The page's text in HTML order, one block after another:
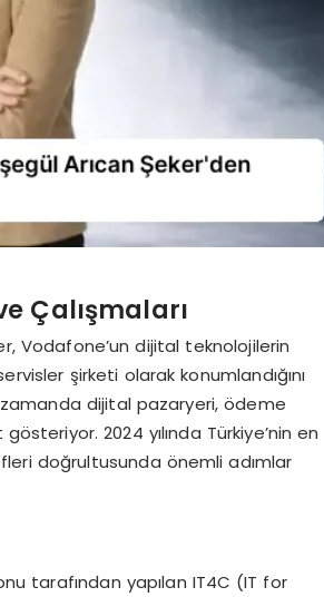
Çalışmaları
Vodafone’un dijital teknolojilerin
şirketi olarak konumlandığını
dijital pazaryeri, ödeme
2024 yılında Türkiye’nin en
doğrultusunda önemli adımlar
tarafından yapılan IT4C (IT for